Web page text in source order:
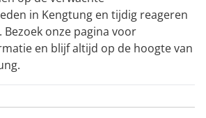
in Kengtung en tijdig reageren
onze pagina voor
en blijf altijd op de hoogte van